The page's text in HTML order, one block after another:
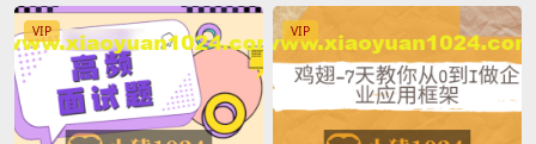
VIP VIP